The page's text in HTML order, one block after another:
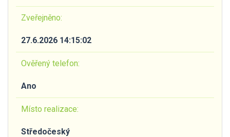
Zveřejněno:
27.6.2026 14:15:02
Ověřený telefon:
Ano
Místo realizace:
Středočeský